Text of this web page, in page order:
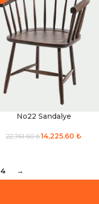
No22 Sandalye
22,761.60₺14,225.60 ₺
4 →